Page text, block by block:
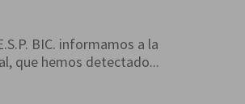
posibles
de